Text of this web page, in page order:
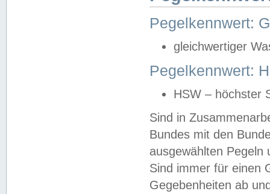
Pegelkennwert:
gleichwertiger
Pegelkennwert:
HSW – höchster
Sind in
Bundes mit den
ausgewählten
Sind immer für einen
Gegebenheiten ab